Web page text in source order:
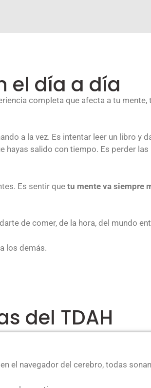
el día a día
completa que afecta a tu
a la vez. Es intentar leer un libro y
salido con tiempo. Es perder
Es sentir que tu mente va siempre
de comer, de la hora, del mundo
los demás.
del TDAH
el navegador del cerebro, todas